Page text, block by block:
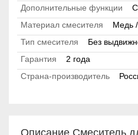
Дополнительные функции
Материал смесителя
Медь
Тип смесителя
Без
Гарантия
2 года
Страна-производитель